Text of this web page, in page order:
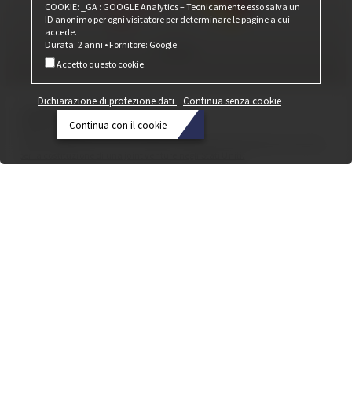
Cobiax Made in USA
20 Aprile 2023
Cobiax Deutschland GmbH e Cobiax USA alla BAU 2023 siglano un accordo
COOKIE: _GA : GOOGLE Analytics – Tecnicamente esso salva un
ID anonimo per ogni visitatore per determinare le pagine a cui
accede.
Durata: 2 anni • Fornitore: Google
Accetto questo cookie.
Dichiarazione di protezione dati
Continua senza cookie
Continua con il cookie